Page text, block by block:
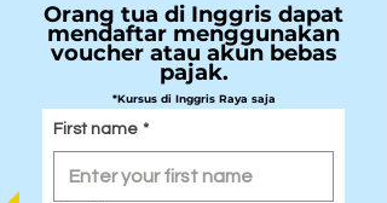
Orang tua di Inggris dapat
mendaftar menggunakan
voucher atau akun bebas
pajak.
*Kursus di Inggris Raya saja
First name *